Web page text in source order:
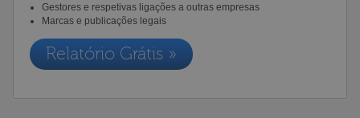
Gestores e respetivas ligações a outras empresas
Marcas e publicações legais
Relatório Grátis »